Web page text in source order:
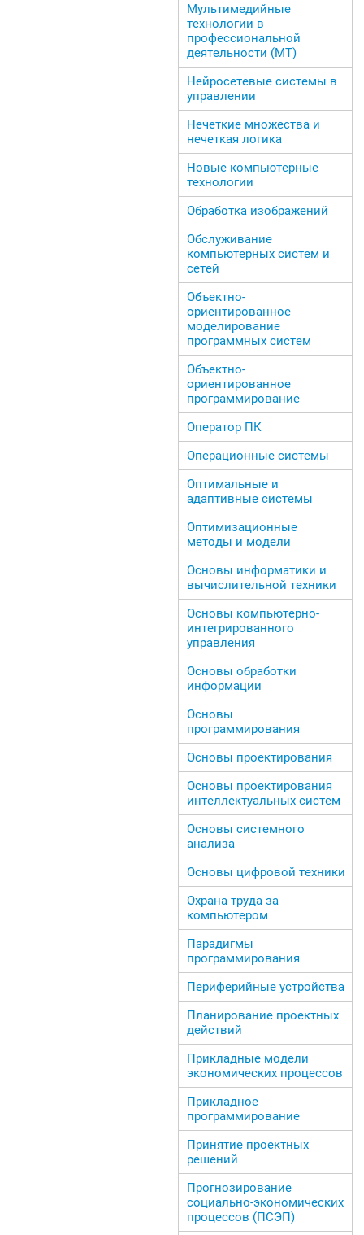
Мультимедийные
технологии в
профессиональной
деятельности (МТ)
Нейросетевые системы в
управлении
Нечеткие множества и
нечеткая логика
Новые компьютерные
технологии
Обработка изображений
Обслуживание
компьютерных систем и
сетей
Объектно-
ориентированное
моделирование
программных систем
Объектно-
ориентированное
программирование
Оператор ПК
Операционные системы
Оптимальные и
адаптивные системы
Оптимизационные
методы и модели
Основы информатики и
вычислительной техники
Основы компьютерно-
интегрированного
управления
Основы обработки
информации
Основы
программирования
Основы проектирования
Основы проектирования
интеллектуальных систем
Основы системного
анализа
Основы цифровой техники
Охрана труда за
компьютером
Парадигмы
программирования
Периферийные устройства
Планирование проектных
действий
Прикладные модели
экономических процессов
Прикладное
программирование
Принятие проектных
решений
Прогнозирование
социально-экономических
процессов (ПСЭП)